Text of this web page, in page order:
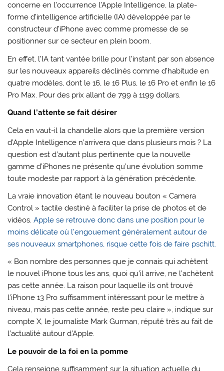
concerne en l’occurrence l’Apple Intelligence, la plate-
forme d’intelligence artificielle (IA) développée par le
constructeur d’iPhone avec comme promesse de se
positionner sur ce secteur en plein boom.
En effet, l’IA tant vantée brille pour l’instant par son absence
sur les nouveaux appareils déclinés comme d’habitude en
quatre modèles, dont le 16, le 16 Plus, le 16 Pro et enfin le 16
Pro Max. Pour des prix allant de 799 à 1199 dollars.
Quand l’attente se fait désirer
Cela en vaut-il la chandelle alors que la première version
d’Apple Intelligence n’arrivera que dans plusieurs mois ? La
question est d’autant plus pertinente que la nouvelle
gamme d’iPhones ne présente qu’une évolution somme
toute modeste par rapport à la génération précédente.
La vraie innovation étant le nouveau bouton « Camera
Control » tactile destiné à faciliter la prise de photos et de
vidéos.Apple se retrouve donc dans une position pour le
moins délicate où l’engouement généralement autour de
ses nouveaux smartphones, risque cette fois de faire pschitt.
« Bon nombre des personnes que je connais qui achètent
le nouvel iPhone tous les ans, quoi qu’il arrive, ne l’achètent
pas cette année. La raison pour laquelle ils ont trouvé
l’iPhone 13 Pro suffisamment intéressant pour le mettre à
niveau, mais pas cette année, reste peu claire », indique sur
compte X, le journaliste Mark Gurman, réputé très au fait de
l’actualité autour d’Apple.
Le pouvoir de la foi en la pomme
Cela renseigne suffisamment sur la situation actuelle du